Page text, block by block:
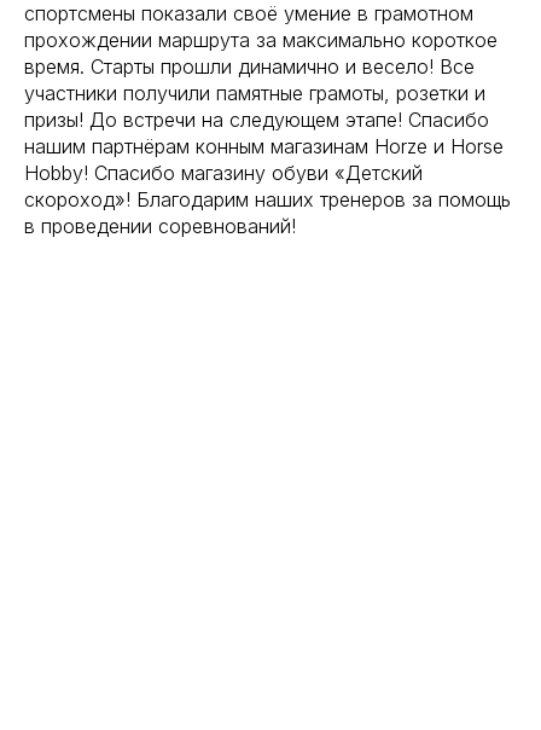
спортсмены показали своё умение в грамотном
прохождении маршрута за максимально короткое
время. Старты прошли динамично и весело! Все
участники получили памятные грамоты, розетки и
призы! До встречи на следующем этапе! Спасибо
нашим партнёрам конным магазинам Horze и Horse
Hobby! Спасибо магазину обуви «Детский
скороход»! Благодарим наших тренеров за помощь
в проведении соревнований!